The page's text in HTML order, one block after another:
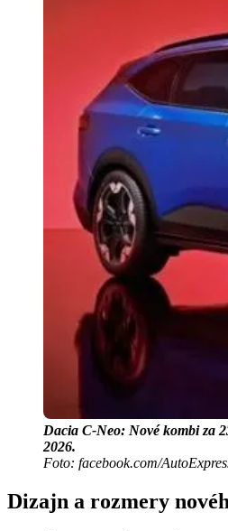
Dacia C-Neo: Nové kombi za
2026.
Foto: facebook.com/
Dizajn a rozmery